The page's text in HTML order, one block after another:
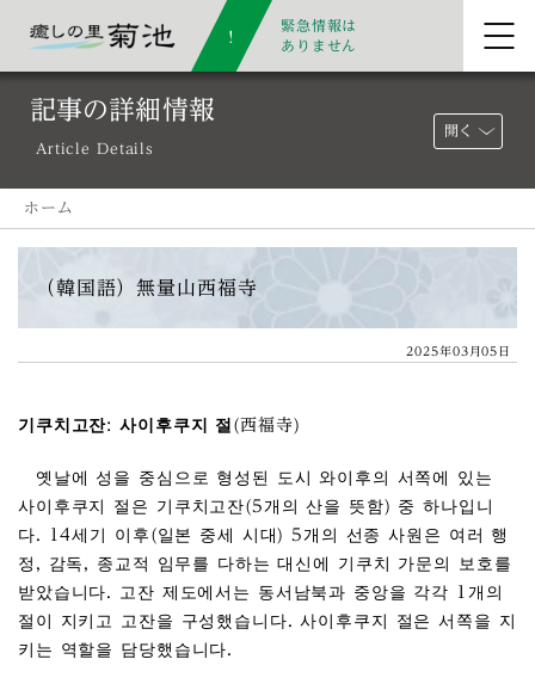
緊急情報は
ありません
記事の詳細情報
Article Details
開く
ホーム
（韓国語）無量山西福寺
2025年03月05日
기쿠치고잔: 사이후쿠지 절(西福寺)
옛날에 성을 중심으로 형성된 도시 와이후의 서쪽에 있는
사이후쿠지 절은 기쿠치고잔(5개의 산을 뜻함) 중 하나입니
다. 14세기 이후(일본 중세 시대) 5개의 선종 사원은 여러 행
정, 감독, 종교적 임무를 다하는 대신에 기쿠치 가문의 보호를
받았습니다. 고잔 제도에서는 동서남북과 중앙을 각각 1개의
절이 지키고 고잔을 구성했습니다. 사이후쿠지 절은 서쪽을 지
키는 역할을 담당했습니다.